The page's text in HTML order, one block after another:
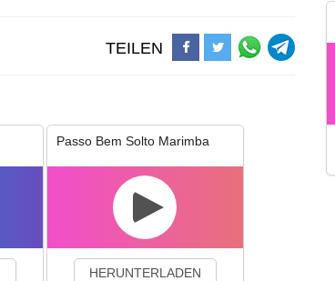
TEILEN
Passo Bem Solto Marimba
HERUNTERLADEN